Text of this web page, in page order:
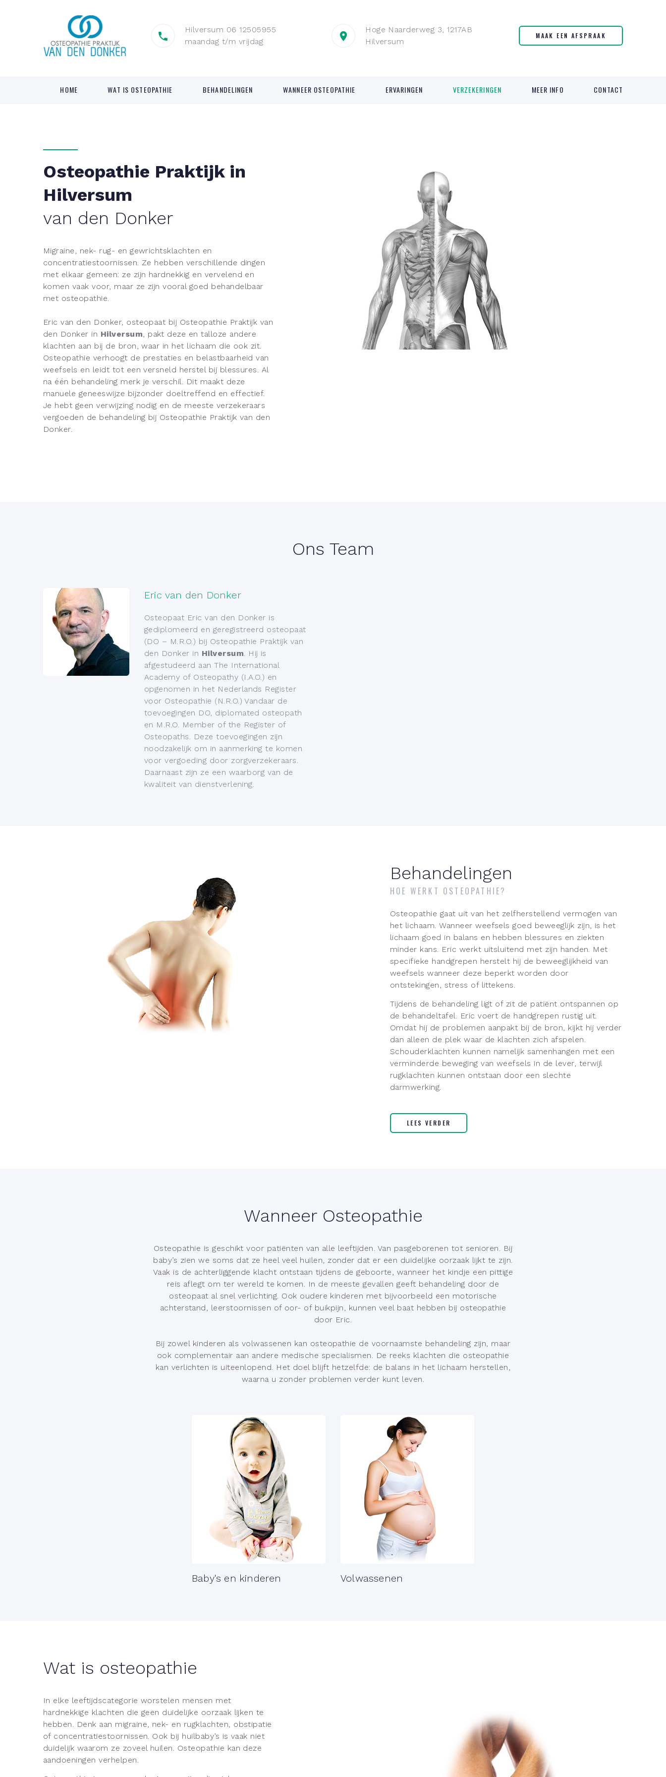
Hilversum 06 12505955
maandag t/m vrijdag
Hoge Naarderweg 3, 1217AB
Hilversum
MAAK EEN AFSPRAAK
HOME WAT IS OSTEOPATHIE BEHANDELINGEN WANNEER OSTEOPATHIE ERVARINGEN VERZEKERINGEN MEER INFO CONTACT
Osteopathie Praktijk in
Hilversum
van den Donker
Migraine, nek- rug- en gewrichtsklachten en
concentratiestoornissen. Ze hebben verschillende dingen
met elkaar gemeen: ze zijn hardnekkig en vervelend en
komen vaak voor, maar ze zijn vooral goed behandelbaar
met osteopathie.
Eric van den Donker, osteopaat bij Osteopathie Praktijk van
den Donker in Hilversum, pakt deze en talloze andere
klachten aan bij de bron, waar in het lichaam die ook zit.
Osteopathie verhoogt de prestaties en belastbaarheid van
weefsels en leidt tot een versneld herstel bij blessures. Al
na één behandeling merk je verschil. Dit maakt deze
manuele geneeswijze bijzonder doeltreffend en effectief.
Je hebt geen verwijzing nodig en de meeste verzekeraars
vergoeden de behandeling bij Osteopathie Praktijk van den
Donker.
Ons Team
Eric van den Donker
Osteopaat Eric van den Donker is
gediplomeerd en geregistreerd osteopaat
(DO – M.R.O.) bij Osteopathie Praktijk van
den Donker in Hilversum. Hij is
afgestudeerd aan The International
Academy of Osteopathy (I.A.O.) en
opgenomen in het Nederlands Register
voor Osteopathie (N.R.O.) Vandaar de
toevoegingen DO, diplomated osteopath
en M.R.O. Member of the Register of
Osteopaths. Deze toevoegingen zijn
noodzakelijk om in aanmerking te komen
voor vergoeding door zorgverzekeraars.
Daarnaast zijn ze een waarborg van de
kwaliteit van dienstverlening.
Behandelingen
HOE WERKT OSTEOPATHIE?
Osteopathie gaat uit van het zelfherstellend vermogen van
het lichaam. Wanneer weefsels goed beweeglijk zijn, is het
lichaam goed in balans en hebben blessures en ziekten
minder kans. Eric werkt uitsluitend met zijn handen. Met
specifieke handgrepen herstelt hij de beweeglijkheid van
weefsels wanneer deze beperkt worden door
ontstekingen, stress of littekens.
Tijdens de behandeling ligt of zit de patiënt ontspannen op
de behandeltafel. Eric voert de handgrepen rustig uit.
Omdat hij de problemen aanpakt bij de bron, kijkt hij verder
dan alleen de plek waar de klachten zich afspelen.
Schouderklachten kunnen namelijk samenhangen met een
verminderde beweging van weefsels in de lever, terwijl
rugklachten kunnen ontstaan door een slechte
darmwerking.
LEES VERDER
Wanneer Osteopathie
Osteopathie is geschikt voor patiënten van alle leeftijden. Van pasgeborenen tot senioren. Bij
baby’s zien we soms dat ze heel veel huilen, zonder dat er een duidelijke oorzaak lijkt te zijn.
Vaak is de achterliggende klacht ontstaan tijdens de geboorte, wanneer het kindje een pittige
reis aflegt om ter wereld te komen. In de meeste gevallen geeft behandeling door de
osteopaat al snel verlichting. Ook oudere kinderen met bijvoorbeeld een motorische
achterstand, leerstoornissen of oor- of buikpijn, kunnen veel baat hebben bij osteopathie
door Eric.
Bij zowel kinderen als volwassenen kan osteopathie de voornaamste behandeling zijn, maar
ook complementair aan andere medische specialismen. De reeks klachten die osteopathie
kan verlichten is uiteenlopend. Het doel blijft hetzelfde: de balans in het lichaam herstellen,
waarna u zonder problemen verder kunt leven.
Baby's en kinderen Volwassenen
Wat is osteopathie
In elke leeftijdscategorie worstelen mensen met
hardnekkige klachten die geen duidelijke oorzaak lijken te
hebben. Denk aan migraine, nek- en rugklachten, obstipatie
of concentratiestoornissen. Ook bij huilbaby’s is vaak niet
duidelijk waarom ze zoveel huilen. Osteopathie kan deze
aandoeningen verhelpen.